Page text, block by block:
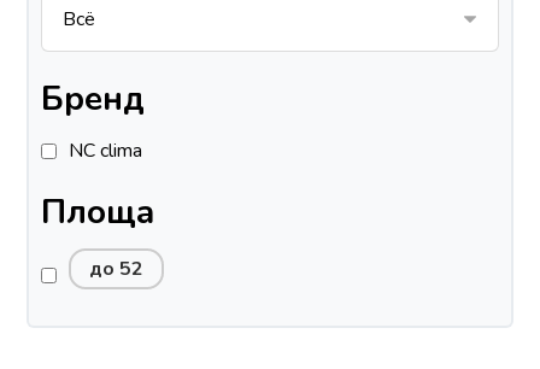
Бренд
NC clima
Площа
до 52